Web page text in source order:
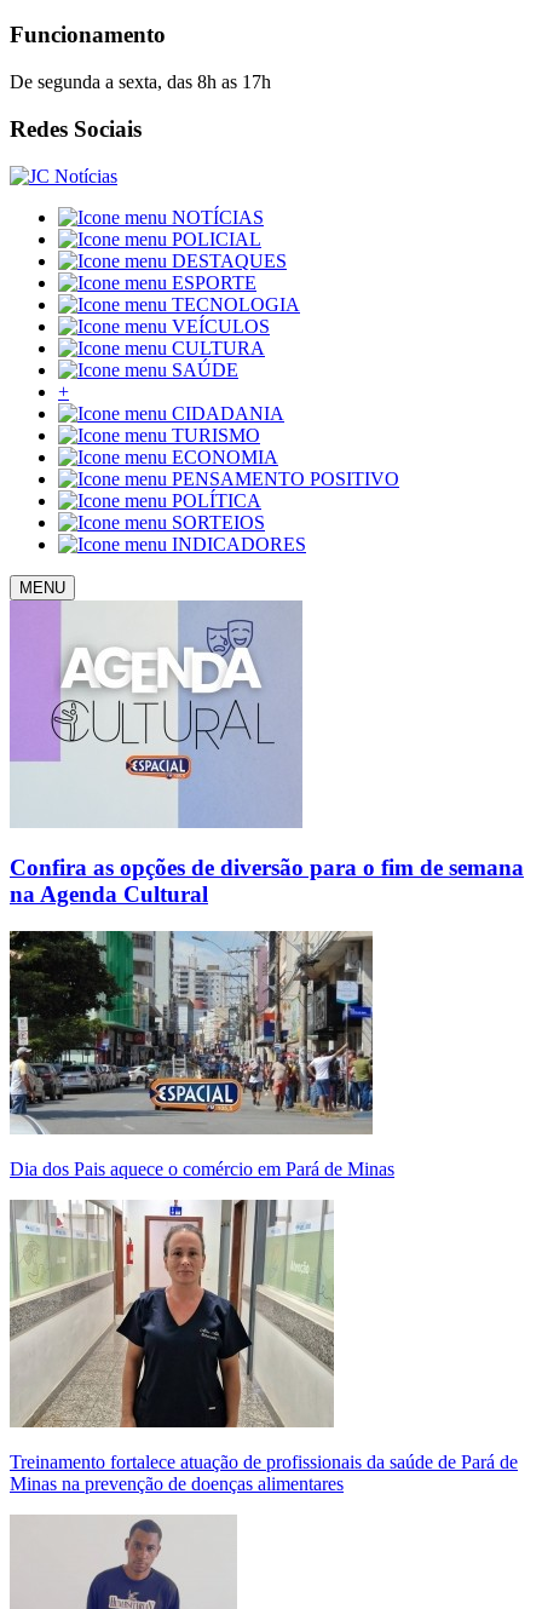
Funcionamento
De segunda a sexta, das 8h as 17h
Redes Sociais
NOTÍCIAS
POLICIAL
DESTAQUES
ESPORTE
TECNOLOGIA
VEÍCULOS
CULTURA
SAÚDE
+
CIDADANIA
TURISMO
ECONOMIA
PENSAMENTO POSITIVO
POLÍTICA
SORTEIOS
INDICADORES
MENU
Confira as opções de diversão para o fim de semana
na Agenda Cultural
Dia dos Pais aquece o comércio em Pará de Minas
Treinamento fortalece atuação de profissionais da saúde de Pará de
Minas na prevenção de doenças alimentares